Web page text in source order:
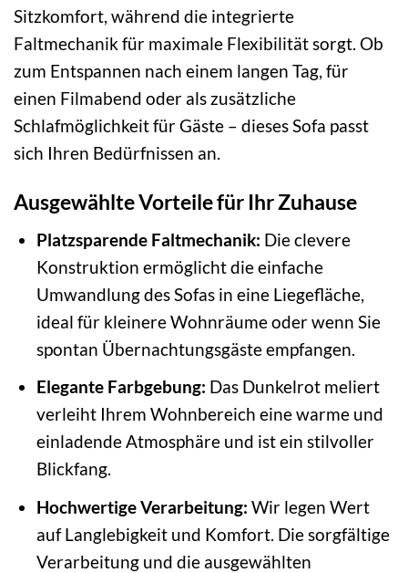
Sitzkomfort, während die integrierte
Faltmechanik für maximale Flexibilität sorgt. Ob
zum Entspannen nach einem langen Tag, für
einen Filmabend oder als zusätzliche
Schlafmöglichkeit für Gäste – dieses Sofa passt
sich Ihren Bedürfnissen an.
Ausgewählte Vorteile für Ihr Zuhause
Platzsparende Faltmechanik: Die clevere
Konstruktion ermöglicht die einfache
Umwandlung des Sofas in eine Liegefläche,
ideal für kleinere Wohnräume oder wenn Sie
spontan Übernachtungsgäste empfangen.
Elegante Farbgebung: Das Dunkelrot meliert
verleiht Ihrem Wohnbereich eine warme und
einladende Atmosphäre und ist ein stilvoller
Blickfang.
Hochwertige Verarbeitung: Wir legen Wert
auf Langlebigkeit und Komfort. Die sorgfältige
Verarbeitung und die ausgewählten